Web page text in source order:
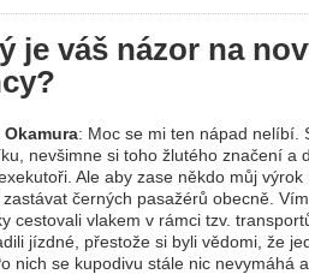
je váš názor na
Okamura: Moc se mi ten nápad nelíbí.
nevšimne si toho žlutého značení a
Ale aby zase někdo můj
zastávat černých pasažérů obecně.
cestovali vlakem v rámci tzv.
jízdné, přestože si byli vědomi, že
nich se kupodivu stále nic nevymáhá